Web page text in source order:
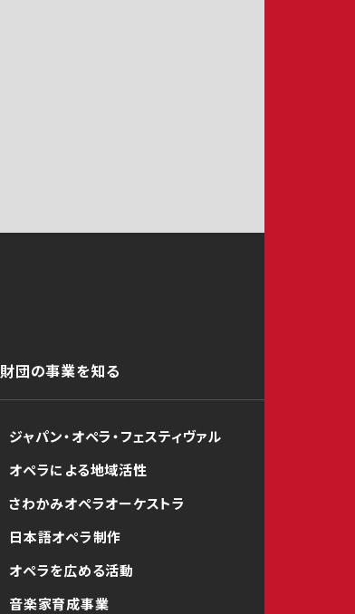
財団の事業を知る
ジャパン・オペラ・フェスティヴァル
オペラによる地域活性
さわかみオペラオーケストラ
日本語オペラ制作
オペラを広める活動
音楽家育成事業